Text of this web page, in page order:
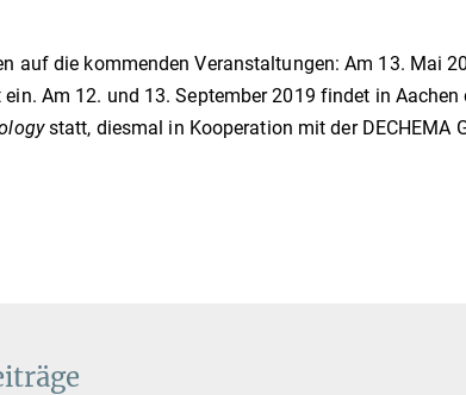
auf die kommenden Veranstaltungen: Am 13. Mai
Am 12. und 13. September 2019 findet in Aachen
statt, diesmal in Kooperation mit der DECHEMA